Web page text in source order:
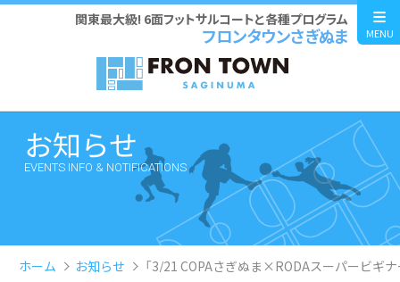
関東最大級! 6面フットサルコートと各種プログラム
フロンタウンさぎぬま MENU
お知らせ
EVENTS INFO & NOTIFICATIONS
ホーム お知らせ 「3/21 COPAさぎぬま×RODAスーパービギ